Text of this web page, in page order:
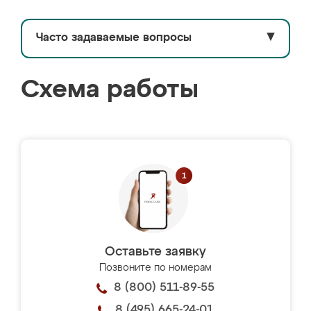
Часто задаваемые вопросы ▼
Схема работы
Оставьте заявку
Позвоните по номерам
8 (800) 511-89-55